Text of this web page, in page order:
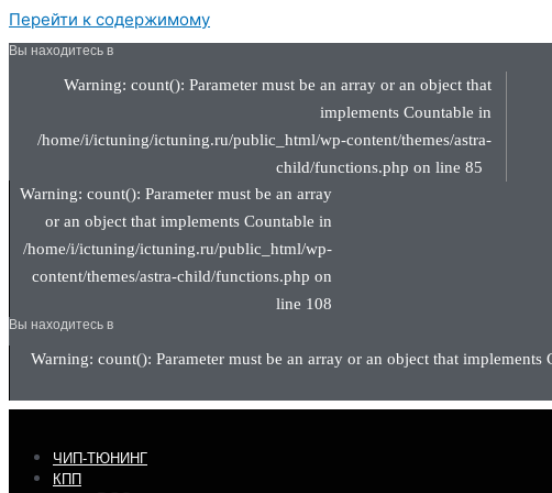
Перейти к содержимому
Вы находитесь в
Warning: count(): Parameter must be an array or an object that
implements Countable in
/home/i/ictuning/ictuning.ru/public_html/wp-content/themes/astra-
child/functions.php on line 85
Warning: count(): Parameter must be an array
or an object that implements Countable in
/home/i/ictuning/ictuning.ru/public_html/wp-
content/themes/astra-child/functions.php on
line 108
Вы находитесь в
Warning: count(): Parameter must be an array or an object that
ЧИП-ТЮНИНГ
КПП